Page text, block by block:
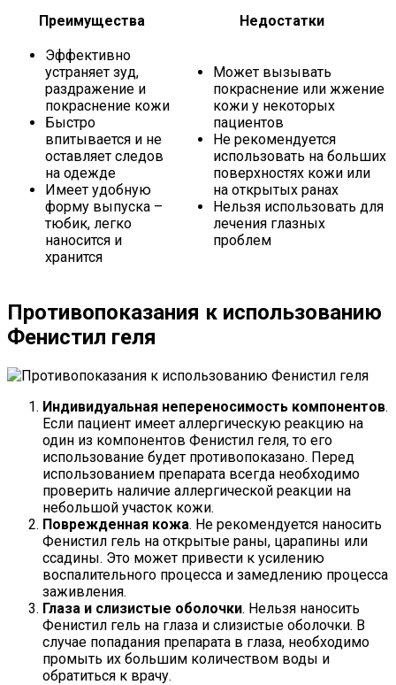
Преимущества Недостатки
Эффективно
устраняет зуд,
раздражение и
покраснение кожи
Быстро
впитывается и не
оставляет следов
на одежде
Имеет удобную
форму выпуска –
тюбик, легко
наносится и
хранится
Может вызывать
покраснение или жжение
кожи у некоторых
пациентов
Не рекомендуется
использовать на больших
поверхностях кожи или
на открытых ранах
Нельзя использовать для
лечения глазных
проблем
Противопоказания к использованию
Фенистил геля
Индивидуальная непереносимость компонентов.
Если пациент имеет аллергическую реакцию на
один из компонентов Фенистил геля, то его
использование будет противопоказано. Перед
использованием препарата всегда необходимо
проверить наличие аллергической реакции на
небольшой участок кожи.
Поврежденная кожа. Не рекомендуется наносить
Фенистил гель на открытые раны, царапины или
ссадины. Это может привести к усилению
воспалительного процесса и замедлению процесса
заживления.
Глаза и слизистые оболочки. Нельзя наносить
Фенистил гель на глаза и слизистые оболочки. В
случае попадания препарата в глаза, необходимо
промыть их большим количеством воды и
обратиться к врачу.